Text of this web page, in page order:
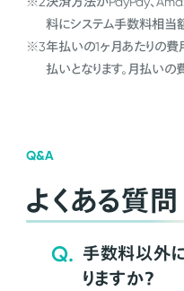
料にシステム手数料相当
※3年払いの1ヶ月あたりの費
払いとなります。月払いの
Q&A
よくある質問
Q. 手数料以外
りますか？